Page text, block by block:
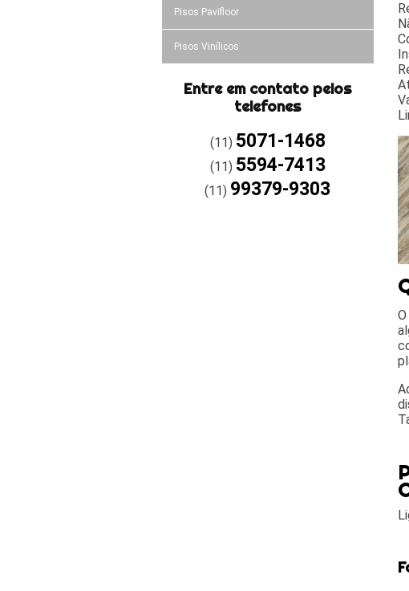
Pisos Pavifloor
Pisos Vinílicos
Entre em contato pelos
telefones
(11) 5071-1468
(11) 5594-7413
(11) 99379-9303
O